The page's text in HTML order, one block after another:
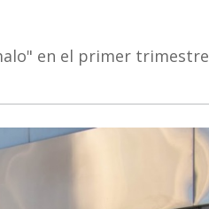
en el primer trimestre